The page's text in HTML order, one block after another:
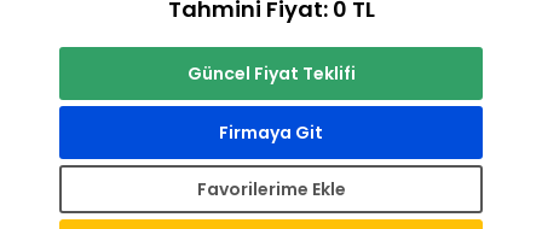
Tahmini Fiyat: 0 TL
Güncel Fiyat Teklifi
Firmaya Git
Favorilerime Ekle